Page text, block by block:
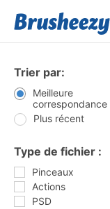
Trier par:
Meilleure
correspondance
Plus récent
Type de fichier :
Pinceaux
Actions
PSD